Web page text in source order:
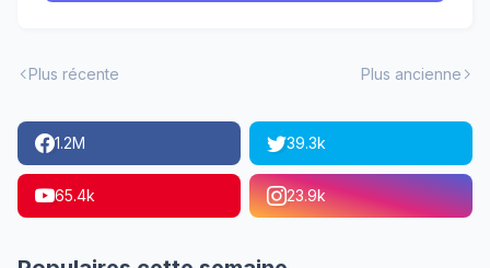
Plus récente Plus ancienne
1.2M 39.3k
65.4k 23.9k